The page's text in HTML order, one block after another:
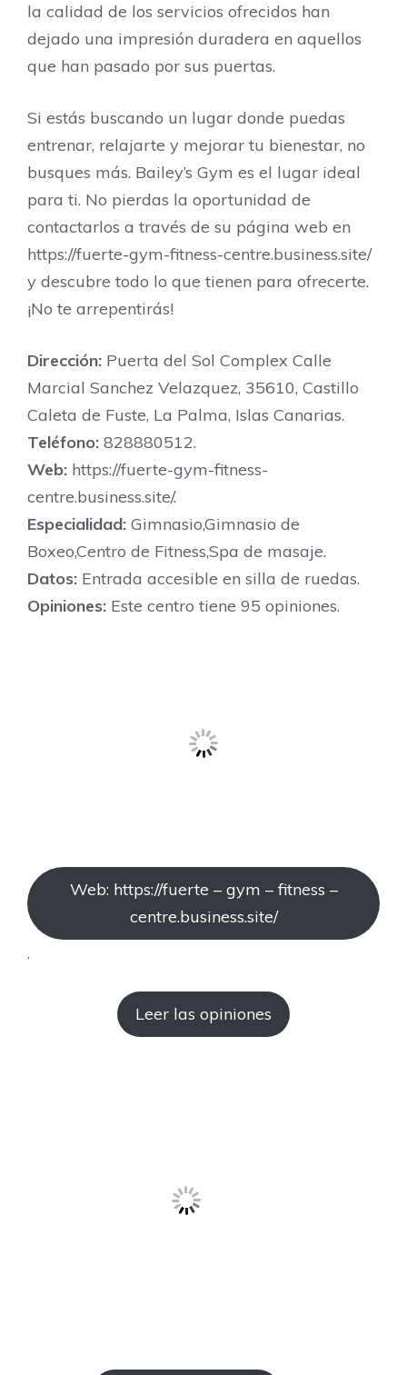
la calidad de los servicios ofrecidos han
dejado una impresión duradera en aquellos
que han pasado por sus puertas.
Si estás buscando un lugar donde puedas
entrenar, relajarte y mejorar tu bienestar, no
busques más. Bailey’s Gym es el lugar ideal
para ti. No pierdas la oportunidad de
contactarlos a través de su página web en
https://fuerte-gym-fitness-centre.business.site/
y descubre todo lo que tienen para ofrecerte.
¡No te arrepentirás!
Dirección: Puerta del Sol Complex Calle
Marcial Sanchez Velazquez, 35610, Castillo
Caleta de Fuste, La Palma, Islas Canarias.
Teléfono: 828880512.
Web: https://fuerte-gym-fitness-
centre.business.site/.
Especialidad: Gimnasio,Gimnasio de
Boxeo,Centro de Fitness,Spa de masaje.
Datos: Entrada accesible en silla de ruedas.
Opiniones: Este centro tiene 95 opiniones.
Web: https://fuerte – gym – fitness –
centre.business.site/
.
Leer las opiniones